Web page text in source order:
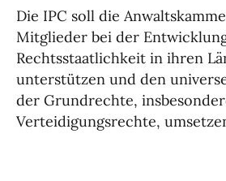
Die IPC soll die
Mitglieder bei der
Rechtsstaatlichkeit in ihren
unterstützen und den
der Grundrechte,
Verteidigungsrechte,